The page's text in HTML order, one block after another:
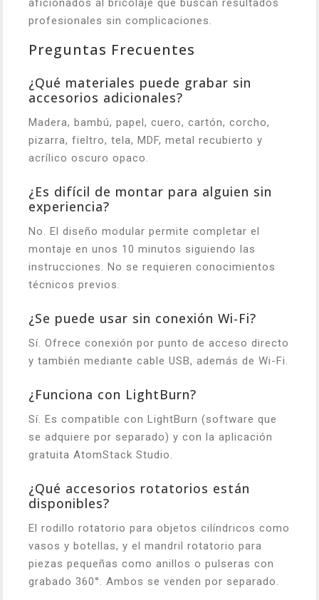
aficionados al bricolaje que buscan resultados
profesionales sin complicaciones.
Preguntas Frecuentes
¿Qué materiales puede grabar sin
accesorios adicionales?
Madera, bambú, papel, cuero, cartón, corcho,
pizarra, fieltro, tela, MDF, metal recubierto y
acrílico oscuro opaco.
¿Es difícil de montar para alguien sin
experiencia?
No. El diseño modular permite completar el
montaje en unos 10 minutos siguiendo las
instrucciones. No se requieren conocimientos
técnicos previos.
¿Se puede usar sin conexión Wi-Fi?
Sí. Ofrece conexión por punto de acceso directo
y también mediante cable USB, además de Wi-Fi.
¿Funciona con LightBurn?
Sí. Es compatible con LightBurn (software que
se adquiere por separado) y con la aplicación
gratuita AtomStack Studio.
¿Qué accesorios rotatorios están
disponibles?
El rodillo rotatorio para objetos cilíndricos como
vasos y botellas, y el mandril rotatorio para
piezas pequeñas como anillos o pulseras con
grabado 360°. Ambos se venden por separado.